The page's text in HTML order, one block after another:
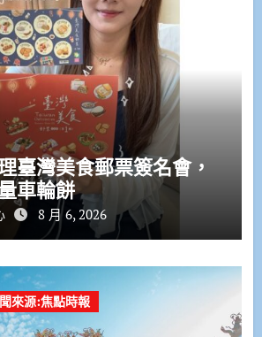
臺灣美食郵票簽名會，
車輪餅
8 月 6, 2026
來源:焦點時報